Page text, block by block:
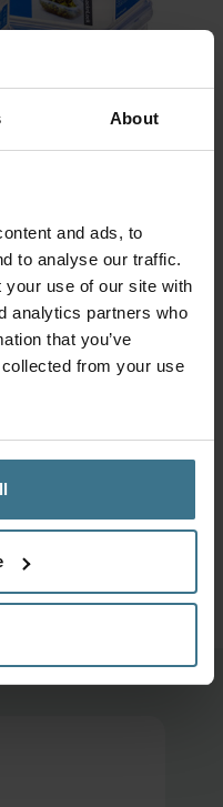
About
and ads, to
to analyse our traffic.
your use of our site with
analytics partners who
that you’ve
from your use
550 ml | 6 stuks
Huidige
prijs
is: